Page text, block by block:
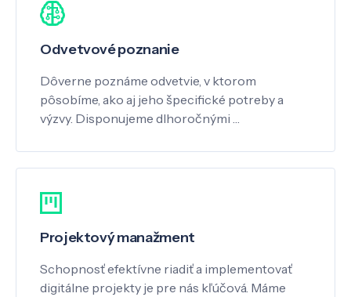
Odvetvové poznanie
Dôverne poznáme odvetvie, v ktorom
pôsobíme, ako aj jeho špecifické potreby a
výzvy. Disponujeme dlhoročnými …
Projektový manažment
Schopnosť efektívne riadiť a implementovať
digitálne projekty je pre nás kľúčová. Máme